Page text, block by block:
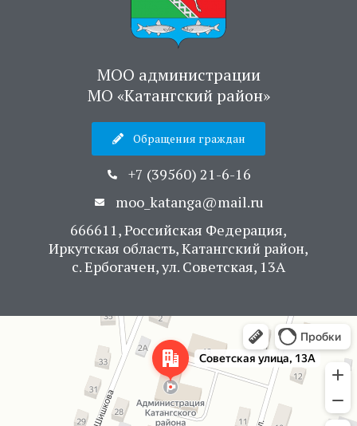
МОО администрации
МО «Катангский район»
Обращения граждан
+7 (39560) 21-6-16
moo_katanga@mail.ru
666611, Российская Федерация,
Иркутская область, Катангский район,
с. Ербогачен, ул. Советская, 13А
Советская улица, 13А — Яндекс Карты